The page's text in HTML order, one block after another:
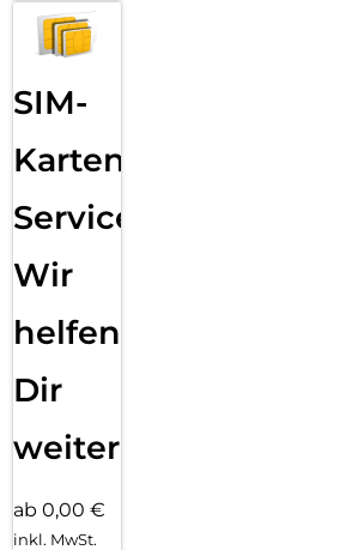
SIM-
Karten
Service:
Wir
helfen
Dir
weiter
ab 0,00 €
inkl. MwSt.